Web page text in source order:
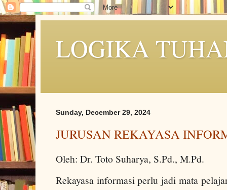
LOGIKA
Sunday, December 29, 2024
JURUSAN REKAYASA
Oleh: Dr. Toto Suharya, S.Pd., M.Pd.
Rekayasa informasi perlu jadi mata